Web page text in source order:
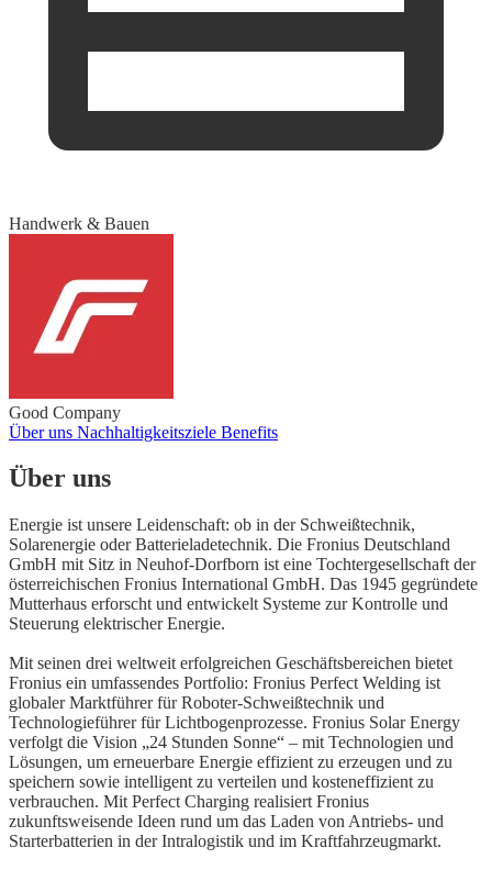
Handwerk & Bauen
Good Company
Über uns Nachhaltigkeitsziele Benefits
Über uns
Energie ist unsere Leidenschaft: ob in der Schweißtechnik,
Solarenergie oder Batterieladetechnik. Die Fronius Deutschland
GmbH mit Sitz in Neuhof-Dorfborn ist eine Tochtergesellschaft der
österreichischen Fronius International GmbH. Das 1945 gegründete
Mutterhaus erforscht und entwickelt Systeme zur Kontrolle und
Steuerung elektrischer Energie.
Mit seinen drei weltweit erfolgreichen Geschäftsbereichen bietet
Fronius ein umfassendes Portfolio: Fronius Perfect Welding ist
globaler Marktführer für Roboter-Schweißtechnik und
Technologieführer für Lichtbogenprozesse. Fronius Solar Energy
verfolgt die Vision „24 Stunden Sonne“ – mit Technologien und
Lösungen, um erneuerbare Energie effizient zu erzeugen und zu
speichern sowie intelligent zu verteilen und kosteneffizient zu
verbrauchen. Mit Perfect Charging realisiert Fronius
zukunftsweisende Ideen rund um das Laden von Antriebs- und
Starterbatterien in der Intralogistik und im Kraftfahrzeugmarkt.